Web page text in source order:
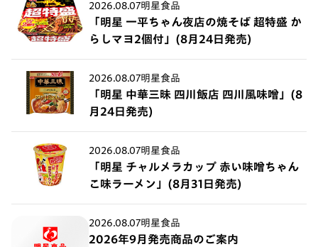
2026.08.07明星食品
「明星 一平ちゃん夜店の焼そば 超特盛 か
らしマヨ2個付」(8月24日発売)
2026.08.07明星食品
「明星 中華三昧 四川飯店 四川風味噌」(8
月24日発売)
2026.08.07明星食品
「明星 チャルメラカップ 赤い味噌ちゃん
こ味ラーメン」(8月31日発売)
2026.08.07明星食品
2026年9月発売商品のご案内